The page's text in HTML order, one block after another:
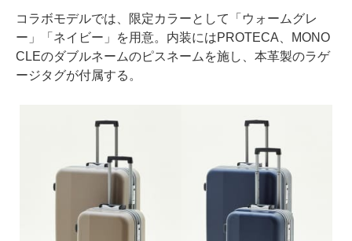
コラボモデルでは、限定カラーとして「ウォームグレ
ー」「ネイビー」を用意。内装にはPROTECA、MONO
CLEのダブルネームのピスネームを施し、本革製のラゲ
ージタグが付属する。